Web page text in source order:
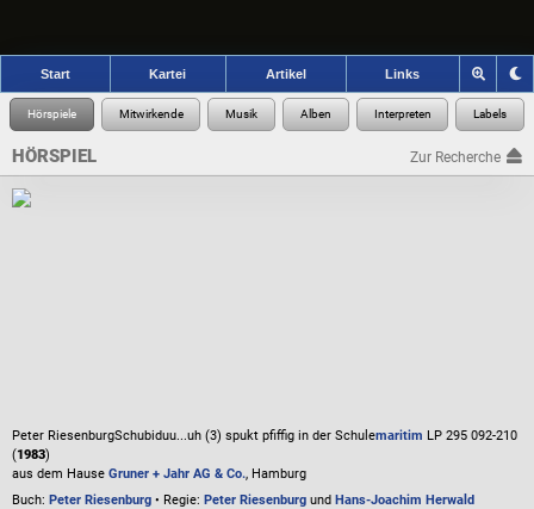
Start Kartei Artikel Links
HÖRSPIEL Zur Recherche
Peter RiesenburgSchubiduu...uh (3) spukt pfiffig in der Schulemaritim LP 295 092-210
(1983)
aus dem Hause Gruner + Jahr AG & Co., Hamburg
Buch: Peter Riesenburg • Regie: Peter Riesenburg und Hans-Joachim Herwald